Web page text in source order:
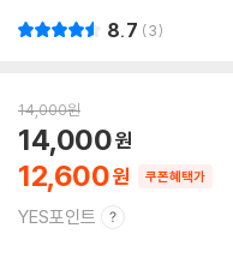
8.7 3
14,000원
12,600
14,000
쿠폰혜택가
YES포인트